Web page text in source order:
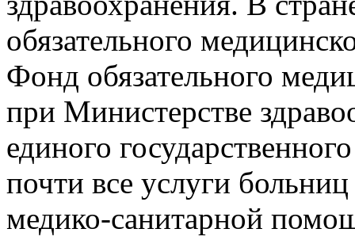
обязательного
Фонд обязательного
при Министерстве
единого
почти все услуги
медико-санитарной